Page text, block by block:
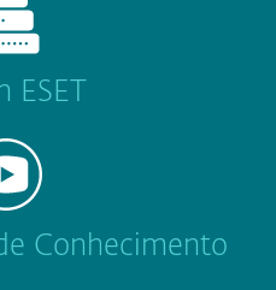
ESET
Conhecimento